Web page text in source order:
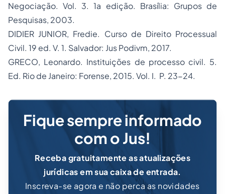
Negociação. Vol. 3. 1a edição. Brasília: Grupos de
Pesquisas, 2003.
DIDIER JUNIOR, Fredie. Curso de Direito Processual
Civil. 19 ed. V. 1. Salvador: Jus Podivm, 2017.
GRECO, Leonardo. Instituições de processo civil. 5.
Ed. Rio de Janeiro: Forense, 2015. Vol. I. P. 23-24.
Fique sempre informado
com o Jus!
Receba gratuitamente as atualizações
jurídicas em sua caixa de entrada.
Inscreva-se agora e não perca as novidades